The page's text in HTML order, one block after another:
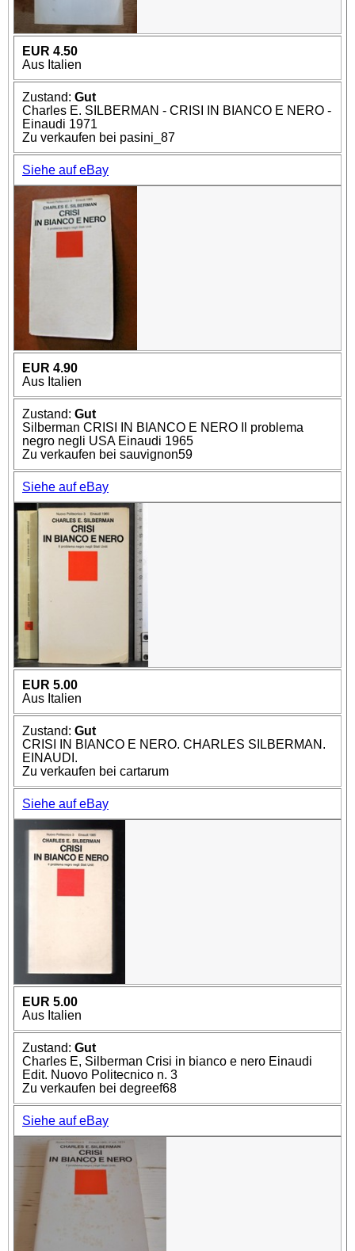
EUR 4.50
Aus Italien
Zustand: Gut
Charles E. SILBERMAN - CRISI IN BIANCO E NERO -
Einaudi 1971
Zu verkaufen bei pasini_87
Siehe auf eBay
EUR 4.90
Aus Italien
Zustand: Gut
Silberman CRISI IN BIANCO E NERO Il problema
negro negli USA Einaudi 1965
Zu verkaufen bei sauvignon59
Siehe auf eBay
EUR 5.00
Aus Italien
Zustand: Gut
CRISI IN BIANCO E NERO. CHARLES SILBERMAN.
EINAUDI.
Zu verkaufen bei cartarum
Siehe auf eBay
EUR 5.00
Aus Italien
Zustand: Gut
Charles E, Silberman Crisi in bianco e nero Einaudi
Edit. Nuovo Politecnico n. 3
Zu verkaufen bei degreef68
Siehe auf eBay